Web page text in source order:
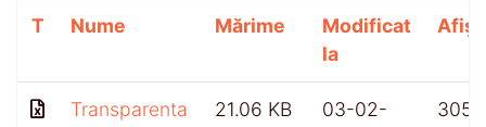
T Nume Mărime
Modificat
la
Transparenta
21.06 KB
03-02-
305